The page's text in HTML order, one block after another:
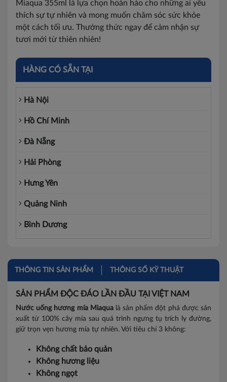
Miaqua 355ml là lựa chọn hoàn hảo cho những ai yêu
thích sự tự nhiên và mong muốn chăm sóc sức khỏe
một cách tối ưu. Thưởng thức ngay để cảm nhận sự
tươi mới từ thiên nhiên!
HÀNG CÓ SẴN TẠI
Hà Nội
Hồ Chí Minh
Đà Nẵng
Hải Phòng
Hưng Yên
Quảng Ninh
Bình Dương
Hà Nam
Hòa Bình
Vĩnh Phúc
Ninh Bình
Thanh Hóa
Bắc Giang
THÔNG TIN SẢN PHẨM THÔNG SỐ KỸ THUẬT
SẢN PHẨM ĐỘC ĐÁO LẦN ĐẦU TẠI VIỆT NAM
Nước uống hương mía Miaqua là sản phẩm đột phá được sản
xuất từ 100% cây mía sau quá trình ngưng tụ trích ly đường,
giữ trọn vẹn hương mía tự nhiên. Với tiêu chí 3 không:
Không chất bảo quản
Không hương liệu
Không ngọt